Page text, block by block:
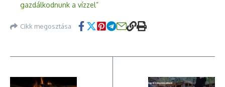
gazdálkodnunk a vízzel”
Cikk megosztása